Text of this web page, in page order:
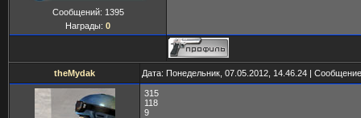
Сообщений: 1395
Награды: 0
theMydak Дата: Понедельник, 07.05.2012, 14.46.24 |
315
118
9